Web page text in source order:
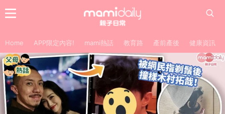
Home APP限定內容! mami熱話 教育路 產前產後 健康資訊